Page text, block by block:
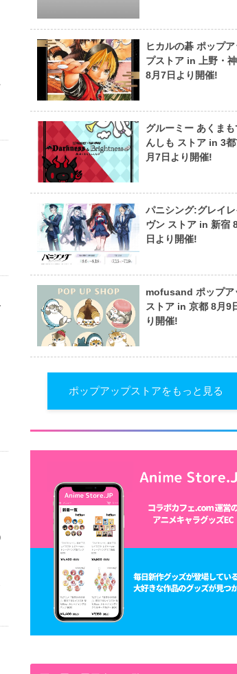
ヒカルの碁 ポップア
プストア in 上野・
8月7日より開催!
グルーミー あくまも
んしも ストア in 3
月7日より開催!
パニシング:グレイレ
ヴン ストア in 新宿
日より開催!
mofusand ポップア
ストア in 京都 8月9
り開催!
ポップアップストアをもっと見る